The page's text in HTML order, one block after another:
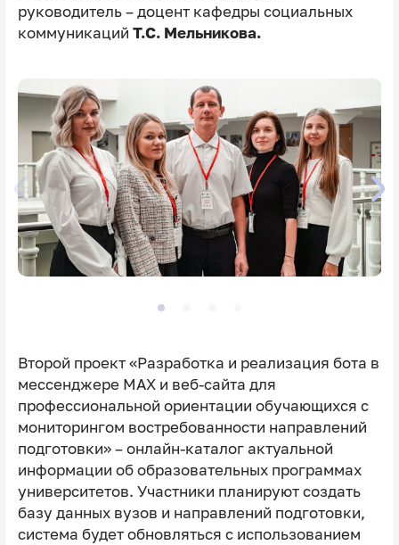
руководитель – доцент кафедры социальных
коммуникаций Т.С. Мельникова.
Второй проект «Разработка и реализация бота в
мессенджере MAX и веб-сайта для
профессиональной ориентации обучающихся с
мониторингом востребованности направлений
подготовки» – онлайн-каталог актуальной
информации об образовательных программах
университетов. Участники планируют создать
базу данных вузов и направлений подготовки,
система будет обновляться с использованием